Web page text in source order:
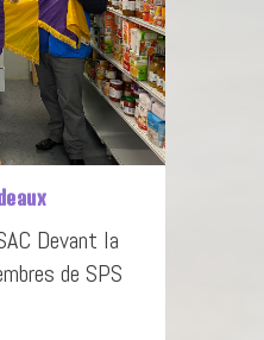
Devant la
de SPS